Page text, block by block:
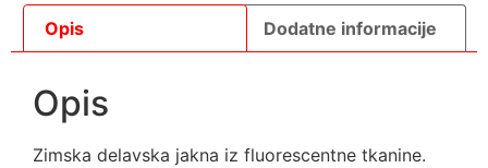
Opis Dodatne informacije
Opis
Zimska delavska jakna iz fluorescentne tkanine.